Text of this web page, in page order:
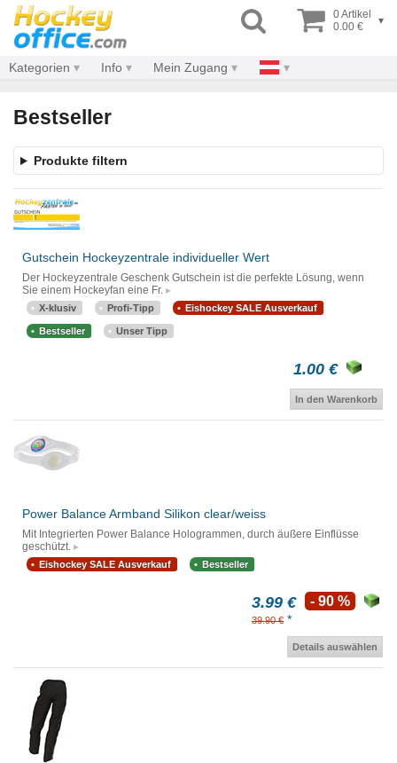
0 Artikel
0.00 €
▾
Kategorien Info Mein Zugang
Bestseller
Produkte filtern
Gutschein Hockeyzentrale individueller Wert
Der Hockeyzentrale Geschenk Gutschein ist die perfekte Lösung, wenn
Sie einem Hockeyfan eine Fr.
X-klusiv Profi-Tipp Eishockey SALE Ausverkauf
Bestseller Unser Tipp
1.00 €
In den Warenkorb
Power Balance Armband Silikon clear/weiss
Mit Integrierten Power Balance Hologrammen, durch äußere Einflüsse
geschützt.
Eishockey SALE Ausverkauf Bestseller
3.99 €
39.90 € *
- 90 %
Details auswählen